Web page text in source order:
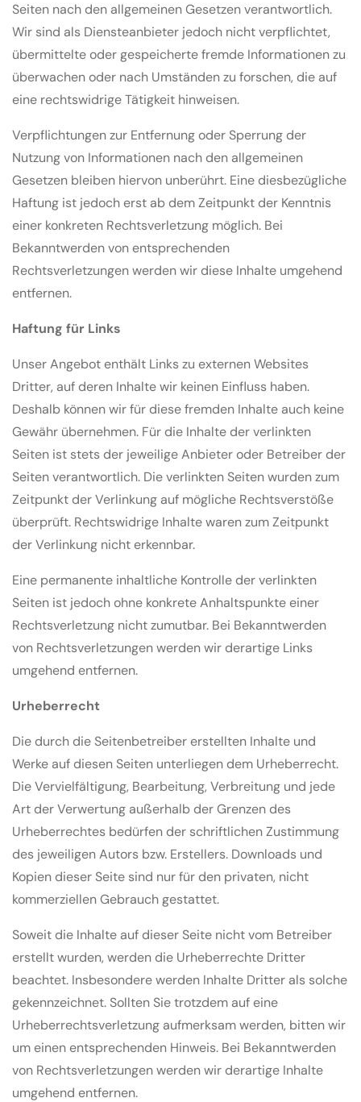
Seiten nach den allgemeinen Gesetzen verantwortlich.
Wir sind als Diensteanbieter jedoch nicht verpflichtet,
übermittelte oder gespeicherte fremde Informationen zu
überwachen oder nach Umständen zu forschen, die auf
eine rechtswidrige Tätigkeit hinweisen.
Verpflichtungen zur Entfernung oder Sperrung der
Nutzung von Informationen nach den allgemeinen
Gesetzen bleiben hiervon unberührt. Eine diesbezügliche
Haftung ist jedoch erst ab dem Zeitpunkt der Kenntnis
einer konkreten Rechtsverletzung möglich. Bei
Bekanntwerden von entsprechenden
Rechtsverletzungen werden wir diese Inhalte umgehend
entfernen.
Haftung für Links
Unser Angebot enthält Links zu externen Websites
Dritter, auf deren Inhalte wir keinen Einfluss haben.
Deshalb können wir für diese fremden Inhalte auch keine
Gewähr übernehmen. Für die Inhalte der verlinkten
Seiten ist stets der jeweilige Anbieter oder Betreiber der
Seiten verantwortlich. Die verlinkten Seiten wurden zum
Zeitpunkt der Verlinkung auf mögliche Rechtsverstöße
überprüft. Rechtswidrige Inhalte waren zum Zeitpunkt
der Verlinkung nicht erkennbar.
Eine permanente inhaltliche Kontrolle der verlinkten
Seiten ist jedoch ohne konkrete Anhaltspunkte einer
Rechtsverletzung nicht zumutbar. Bei Bekanntwerden
von Rechtsverletzungen werden wir derartige Links
umgehend entfernen.
Urheberrecht
Die durch die Seitenbetreiber erstellten Inhalte und
Werke auf diesen Seiten unterliegen dem Urheberrecht.
Die Vervielfältigung, Bearbeitung, Verbreitung und jede
Art der Verwertung außerhalb der Grenzen des
Urheberrechtes bedürfen der schriftlichen Zustimmung
des jeweiligen Autors bzw. Erstellers. Downloads und
Kopien dieser Seite sind nur für den privaten, nicht
kommerziellen Gebrauch gestattet.
Soweit die Inhalte auf dieser Seite nicht vom Betreiber
erstellt wurden, werden die Urheberrechte Dritter
beachtet. Insbesondere werden Inhalte Dritter als solche
gekennzeichnet. Sollten Sie trotzdem auf eine
Urheberrechtsverletzung aufmerksam werden, bitten wir
um einen entsprechenden Hinweis. Bei Bekanntwerden
von Rechtsverletzungen werden wir derartige Inhalte
umgehend entfernen.